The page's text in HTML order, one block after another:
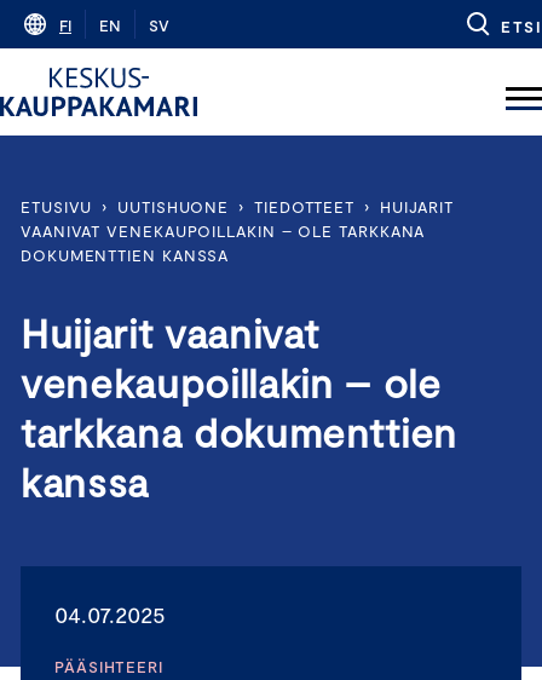
Skip
content
FI EN SV ETSI
ETUSIVU › UUTISHUONE › TIEDOTTEET ›
HUIJARIT
VAANIVAT VENEKAUPOILLAKIN – OLE TARKKANA
DOKUMENTTIEN KANSSA
Huijarit vaanivat
venekaupoillakin – ole
tarkkana dokumenttien
kanssa
04.07.2025
PÄÄSIHTEERI